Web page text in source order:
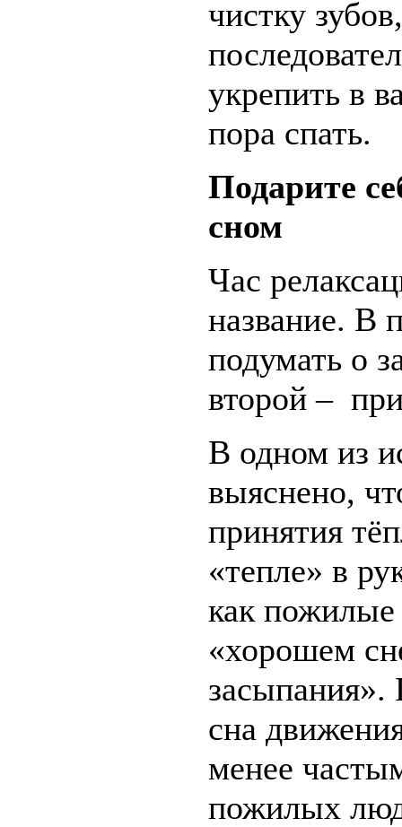
чистку
укрепить в
пора спать.
Подарите
сном
Час
название. В
подумать о
второй –
В одном из
выяснено,
принятия
«тепле» в
как
«хорошем
засыпания».
сна
менее
пожилых